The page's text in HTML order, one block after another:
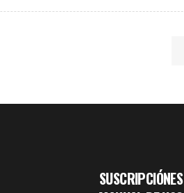
SUSCRIPCIÓNES